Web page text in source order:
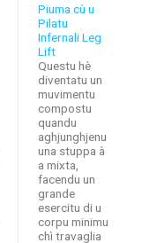
Piuma cù u
Pilatu
Infernali Leg
Lift
Questu hè
diventatu un
muvimentu
compostu
quandu
aghjunghjenu
una stuppa à
a mixta,
facendu un
grande
esercitu di u
corpu minimu
chì travaglia